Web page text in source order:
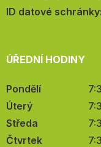
mail:
ID datové schránky:
ÚŘEDNÍ HODINY
Pondělí
Úterý
Středa
Čtvrtek